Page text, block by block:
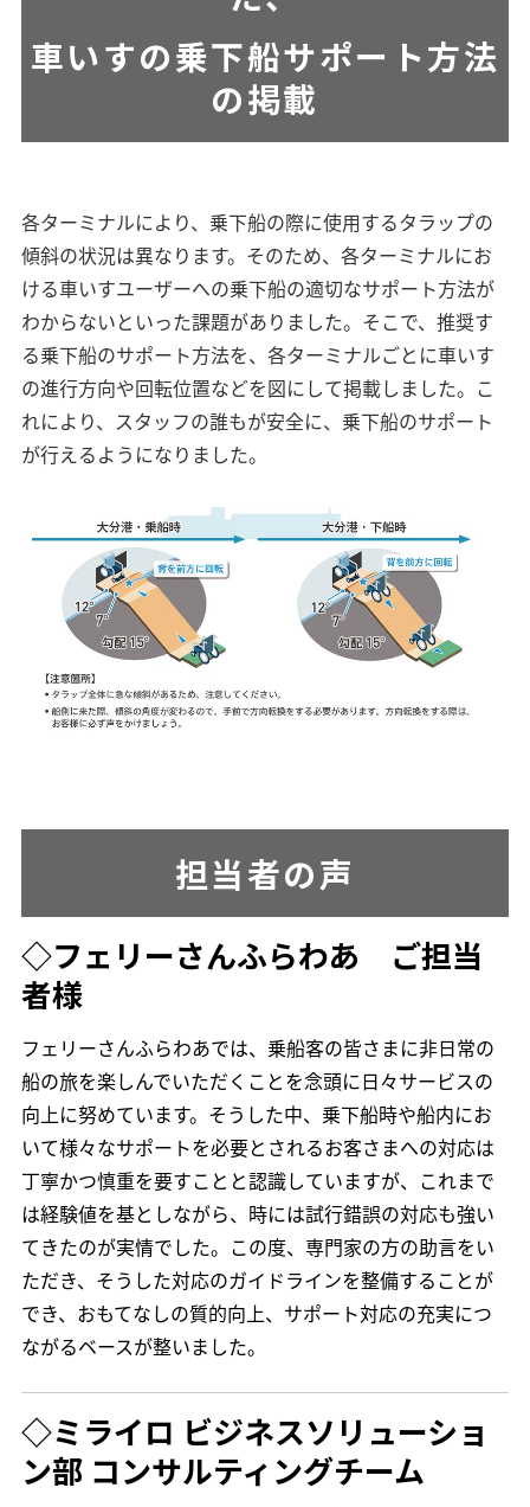
車いすの乗下船サポート方法
の掲載
各ターミナルにより、乗下船の際に使用するタラップの
傾斜の状況は異なります。そのため、各ターミナルにお
ける車いすユーザーへの乗下船の適切なサポート方法が
わからないといった課題がありました。そこで、推奨す
る乗下船のサポート方法を、各ターミナルごとに車いす
の進行方向や回転位置などを図にして掲載しました。こ
れにより、スタッフの誰もが安全に、乗下船のサポート
が行えるようになりました。
担当者の声
◇フェリーさんふらわあ ご担当
者様
フェリーさんふらわあでは、乗船客の皆さまに非日常の
船の旅を楽しんでいただくことを念頭に日々サービスの
向上に努めています。そうした中、乗下船時や船内にお
いて様々なサポートを必要とされるお客さまへの対応は
丁寧かつ慎重を要すことと認識していますが、これまで
は経験値を基としながら、時には試行錯誤の対応も強い
てきたのが実情でした。この度、専門家の方の助言をい
ただき、そうした対応のガイドラインを整備することが
でき、おもてなしの質的向上、サポート対応の充実につ
ながるベースが整いました。
◇ミライロ ビジネスソリューショ
ン部 コンサルティングチーム